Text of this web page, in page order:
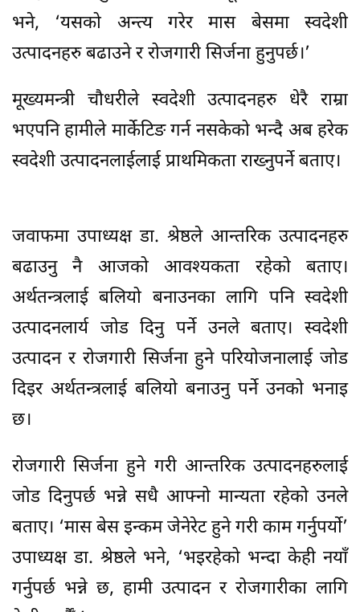
भने, ‘यसको अन्त्य गरेर मास बेसमा स्वदेशी
उत्पादनहरु बढाउने र रोजगारी सिर्जना हुनुपर्छ।’
मूख्यमन्त्री चौधरीले स्वदेशी उत्पादनहरु धेरै राम्रा
भएपनि हामीले मार्केटिङ गर्न नसकेको भन्दै अब हरेक
स्वदेशी उत्पादनलाईलाई प्राथमिकता राख्नुपर्ने बताए।
जवाफमा उपाध्यक्ष डा. श्रेष्ठले आन्तरिक उत्पादनहरु
बढाउनु नै आजको आवश्यकता रहेको बताए।
अर्थतन्त्रलाई बलियो बनाउनका लागि पनि स्वदेशी
उत्पादनलार्य जोड दिनु पर्ने उनले बताए। स्वदेशी
उत्पादन र रोजगारी सिर्जना हुने परियोजनालाई जोड
दिइर अर्थतन्त्रलाई बलियो बनाउनु पर्ने उनको भनाइ
छ।
रोजगारी सिर्जना हुने गरी आन्तरिक उत्पादनहरुलाई
जोड दिनुपर्छ भन्ने सधै आफ्नो मान्यता रहेको उनले
बताए। ‘मास बेस इन्कम जेनेरेट हुने गरी काम गर्नुपर्यो’
उपाध्यक्ष डा. श्रेष्ठले भने, ‘भइरहेको भन्दा केही नयाँ
गर्नुपर्छ भन्ने छ, हामी उत्पादन र रोजगारीका लागि